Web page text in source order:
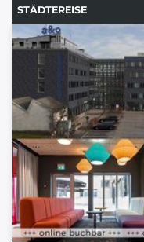
STÄDTEREISE